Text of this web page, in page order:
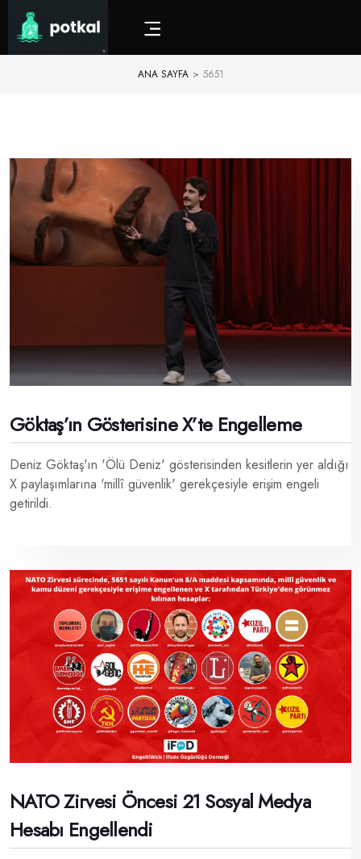
ANA SAYFA > 5651
Göktaş’ın Gösterisine X’te Engelleme
Deniz Göktaş'ın 'Ölü Deniz' gösterisinden kesitlerin yer aldığı
X paylaşımlarına 'millî güvenlik' gerekçesiyle erişim engeli
getirildi.
NATO Zirvesi Öncesi 21 Sosyal Medya
Hesabı Engellendi